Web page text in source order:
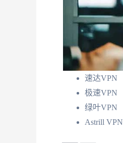
速达VPN
极速VPN
绿叶VPN
Astrill VPN